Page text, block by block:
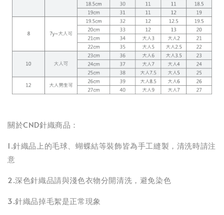
關於CND針織商品：
1.針織品上的毛球、蝴蝶結等裝飾皆為手工縫製，清洗時請注
意
2.深色針織品請與淺色衣物分開清洗，避免染色
3.針織品掉毛絮是正常現象